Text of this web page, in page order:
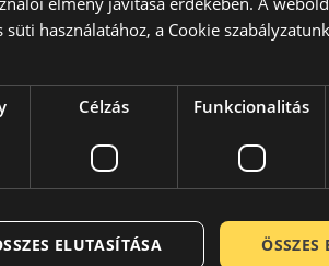
használatához, a Cookie
Célzás Funkcionalitás
ÖSSZES
ELUTASÍTÁSA